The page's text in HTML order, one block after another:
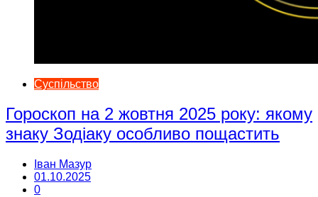
Суспільство
Гороскоп на 2 жовтня 2025 року: якому
знаку Зодіаку особливо пощастить
Іван Мазур
01.10.2025
0